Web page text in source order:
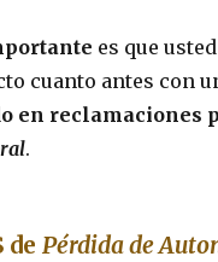
es que
cuanto antes con
en reclamaciones
.
dePérdida de